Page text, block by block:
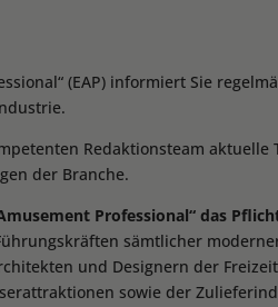
(EAP) informiert Sie
Redaktionsteam aktuelle
der Branche.
Professional“ das
sämtlicher
und Designern der
sowie der